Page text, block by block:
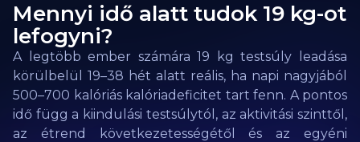
Mennyi idő alatt tudok 19 kg-ot
lefogyni?
A legtöbb ember számára 19 kg testsúly leadása
körülbelül 19–38 hét alatt reális, ha napi nagyjából
500–700 kalóriás kalóriadeficitet tart fenn. A pontos
idő függ a kiindulási testsúlytól, az aktivitási szinttől,
az étrend következetességétől és az egyéni